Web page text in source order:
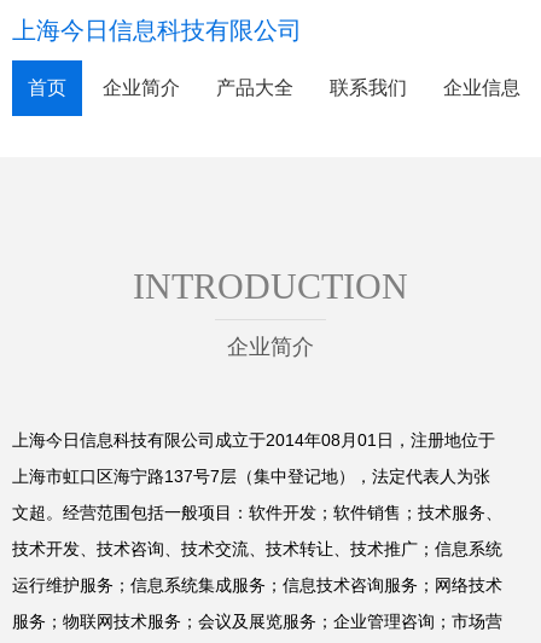
上海今日信息科技有限公司
首页 企业简介 产品大全 联系我们 企业信息
INTRODUCTION
企业简介
上海今日信息科技有限公司成立于2014年08月01日，注册地位于
上海市虹口区海宁路137号7层（集中登记地），法定代表人为张
文超。经营范围包括一般项目：软件开发；软件销售；技术服务、
技术开发、技术咨询、技术交流、技术转让、技术推广；信息系统
运行维护服务；信息系统集成服务；信息技术咨询服务；网络技术
服务；物联网技术服务；会议及展览服务；企业管理咨询；市场营